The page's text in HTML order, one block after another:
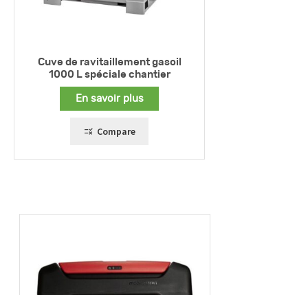
Cuve de ravitaillement gasoil
1000 L spéciale chantier
En savoir plus
Compare